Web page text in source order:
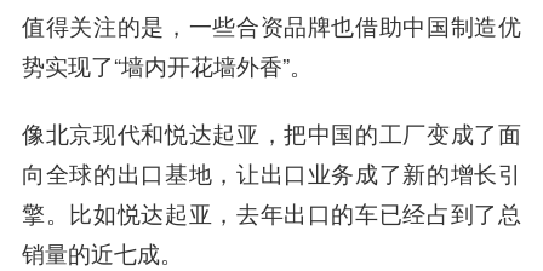
值得关注的是，一些合资品牌也借助中国制造优
势实现了“墙内开花墙外香”。
像北京现代和悦达起亚，把中国的工厂变成了面
向全球的出口基地，让出口业务成了新的增长引
擎。比如悦达起亚，去年出口的车已经占到了总
销量的近七成。